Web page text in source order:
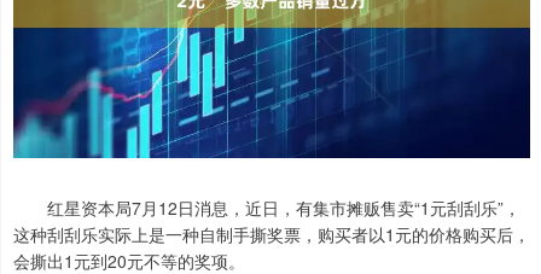
红星资本局7月12日消息，近日，有集市摊贩售卖“1元刮刮乐”，
这种刮刮乐实际上是一种自制手撕奖票，购买者以1元的价格购买后，
会撕出1元到20元不等的奖项。